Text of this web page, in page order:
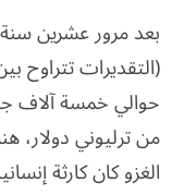
بعد مرور عشرين
(التقديرات تتراوح
من ترليوني
الغزو كان كارثة